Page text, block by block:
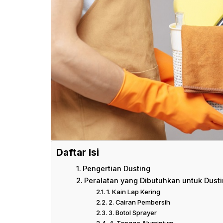
Daftar Isi
Pengertian Dusting
Peralatan yang Dibutuhkan untuk
1. Kain Lap Kering
2. Cairan Pembersih
3. Botol Sprayer